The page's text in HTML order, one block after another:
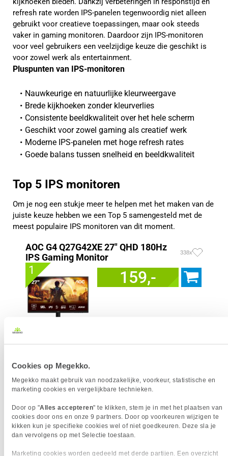
Cookies op Megekko.
Megekko maakt gebruik van noodzakelijke, voorkeur, statistische en
marketing cookies en vergelijkbare technieken.
Door op "Alles accepteren" te klikken, stem je in met het plaatsen van
cookies door ons en onze 9 partners. Door op voorkeuren wijzigen te
kikken kun je specifieke cookies wel of niet goedkeuren. Deze sla je
dan vervolgens op met Selectie toestaan.
Marketing cookies worden gedeeld met derde partijen. Een overzicht
refresh rate worden IPS-panelen tegenwoordig niet alleen
gebruikt voor creatieve toepassingen, maar ook steeds
vaker in gaming monitoren. Daardoor zijn IPS-monitoren
voor veel gebruikers een veelzijdige keuze die geschikt is
voor zowel werk als entertainment.
Pluspunten van IPS-monitoren
Nauwkeurige en natuurlijke kleurweergave
Brede kijkhoeken zonder kleurverlies
Consistente beeldkwaliteit over het hele scherm
Geschikt voor zowel gaming als creatief werk
Moderne IPS-panelen met hoge refresh rates
Goede balans tussen snelheid en beeldkwaliteit
Top 5 IPS monitoren
Om je nog een stukje meer te helpen met het maken van de
juiste keuze hebben we een Top 5 samengesteld met de
meest populaire IPS monitoren van dit moment.
AOC G4 Q27G42XE 27" QHD 180Hz
IPS Gaming Monitor
338x
1 159,-
Resolutieklasse
Scherm Diagonaal
27.0 inch (68.6cm)
Schermverhouding
16:9
Paneel Type
IPS
HDR Type
HDR10
Reactietijd
1 ms